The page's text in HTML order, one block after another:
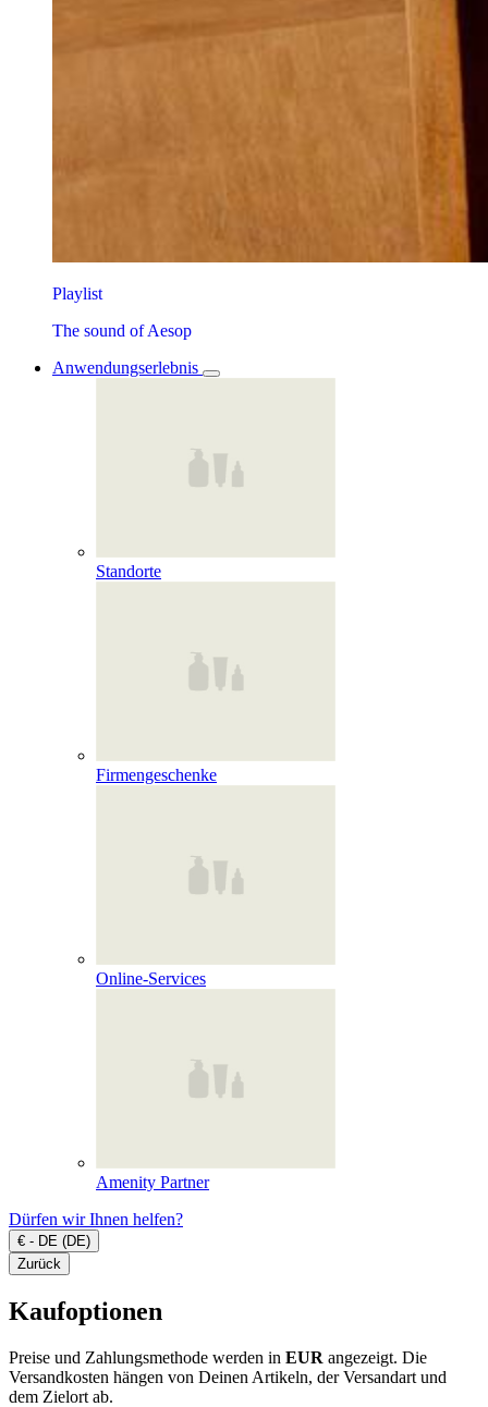
Playlist
The sound of Aesop
Anwendungserlebnis
Standorte
Firmengeschenke
Online‑Services
Amenity Partner
Dürfen wir Ihnen helfen?
€ - DE (DE)
Zurück
Kaufoptionen
Preise und Zahlungsmethode werden in EUR angezeigt. Die
Versandkosten hängen von Deinen Artikeln, der Versandart und
dem Zielort ab.